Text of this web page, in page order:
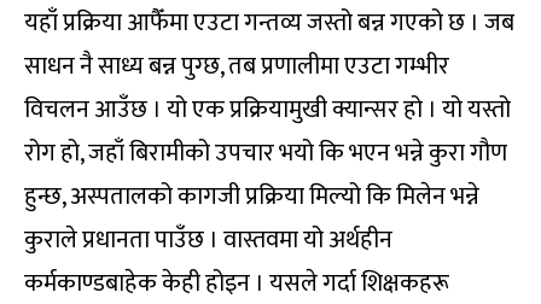
यहाँ प्रक्रिया आफैँमा एउटा गन्तव्य जस्तो बन्न गएको छ । जब
साधन नै साध्य बन्न पुग्छ, तब प्रणालीमा एउटा गम्भीर
विचलन आउँछ । यो एक प्रक्रियामुखी क्यान्सर हो । यो यस्तो
रोग हो, जहाँ बिरामीको उपचार भयो कि भएन भन्ने कुरा गौण
हुन्छ, अस्पतालको कागजी प्रक्रिया मिल्यो कि मिलेन भन्ने
कुराले प्रधानता पाउँछ । वास्तवमा यो अर्थहीन
कर्मकाण्डबाहेक केही होइन । यसले गर्दा शिक्षकहरू